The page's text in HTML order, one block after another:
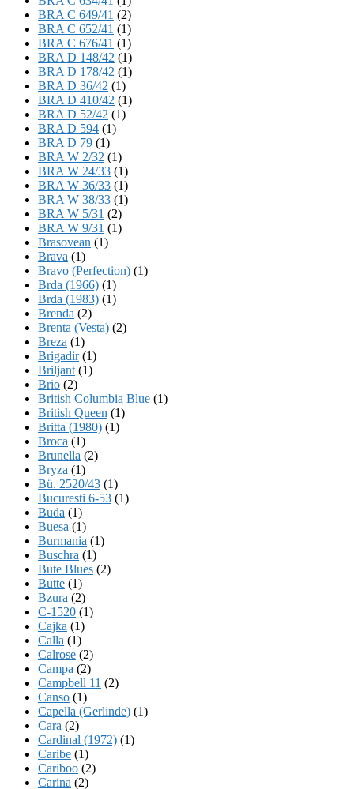
BRA C 649/41 (2)
BRA C 652/41 (1)
BRA C 676/41 (1)
BRA D 148/42 (1)
BRA D 178/42 (1)
BRA D 36/42 (1)
BRA D 410/42 (1)
BRA D 52/42 (1)
BRA D 594 (1)
BRA D 79 (1)
BRA W 2/32 (1)
BRA W 24/33 (1)
BRA W 36/33 (1)
BRA W 38/33 (1)
BRA W 5/31 (2)
BRA W 9/31 (1)
Brasovean (1)
Brava (1)
Bravo (Perfection) (1)
Brda (1966) (1)
Brda (1983) (1)
Brenda (2)
Brenta (Vesta) (2)
Breza (1)
Brigadir(1)
Briljant (1)
Brio (2)
British Columbia Blue (1)
British Queen (1)
Britta (1980) (1)
Broca (1)
Brunella (2)
Bryza (1)
Bü. 2520/43 (1)
Bucuresti 6-53 (1)
Buda (1)
Buesa (1)
Burmania (1)
Buschra (1)
Bute Blues (2)
Butte (1)
Bzura (2)
C-1520 (1)
Cajka (1)
Calla (1)
Calrose (2)
Campa (2)
Campbell 11 (2)
Canso (1)
Capella (Gerlinde) (1)
Cara (2)
Cardinal (1972) (1)
Caribe (1)
Cariboo (2)
Carina (2)